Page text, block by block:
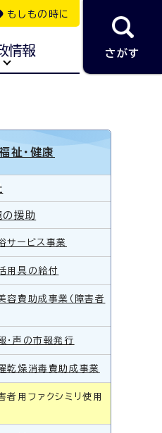
もしもの時に
情報 さがす
祉・健康
の援助
サービス事業
用具の給付
容費助成事業（障害者
・声の市報発行
乾燥消毒費助成事業
者用ファクシミリ使用